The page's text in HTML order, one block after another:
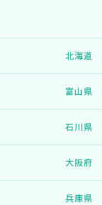
北海道
富山県
石川県
大阪府
兵庫県